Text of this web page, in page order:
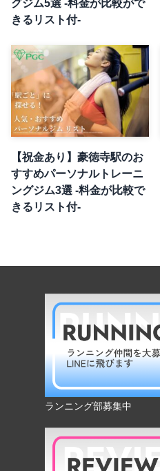
きるリスト付-
【祝金あり】豪徳寺駅のお
すすめパーソナルトレーニ
ングジム3選 -料金が比較で
きるリスト付-
ランニング部募集中